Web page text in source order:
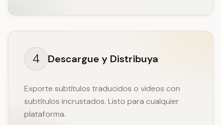
4 Descargue y Distribuya
Exporte subtítulos traducidos o videos con
subtítulos incrustados. Listo para cualquier
plataforma.